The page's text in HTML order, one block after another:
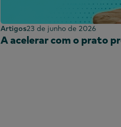
Artigos23 de junho de 2026
A acelerar com o prato